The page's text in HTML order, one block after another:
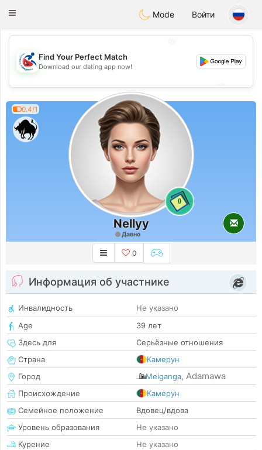
Handi Space
Toggle
Mode Войти
💖
💕
Find Your Perfect Match
Download our dating app now!
0.4/1
0
Nellyy
Давно
0
Информация об участнике
Инвалидность
Не указано
Age
39 лет
Здесь для
Серьёзные отношения
Страна
Камерун
Город
Meiganga, Adamawa
Происхождение
Камерун
Семейное положение
Вдовец/вдова
Уровень образования
Не указано
Курение
Не указано